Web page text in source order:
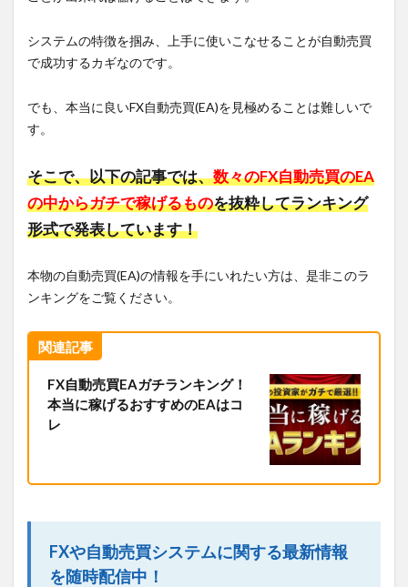
システムの特徴を掴み、上手に使いこなせることが自動売買
で成功するカギなのです。
でも、本当に良いFX自動売買(EA)を見極めることは難しいで
す。
そこで、以下の記事では、数々のFX自動売買のEA
の中からガチで稼げるものを抜粋してランキング
形式で発表しています！
本物の自動売買(EA)の情報を手にいれたい方は、是非このラ
ンキングをご覧ください。
関連記事
FX自動売買EAガチランキング！
本当に稼げるおすすめのEAはコ
レ
FXや自動売買システムに関する最新情報
を随時配信中！